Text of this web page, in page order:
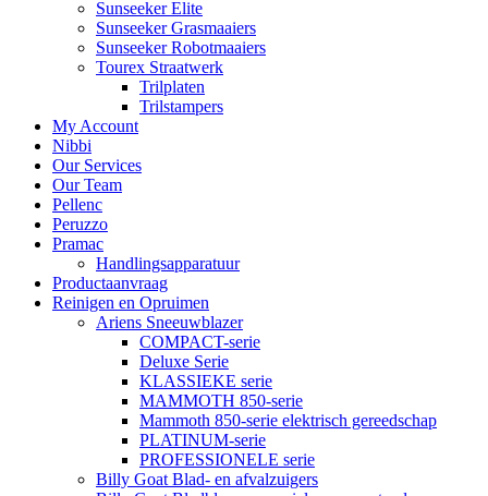
Sunseeker Elite
Sunseeker Grasmaaiers
Sunseeker Robotmaaiers
Tourex Straatwerk
Trilplaten
Trilstampers
My Account
Nibbi
Our Services
Our Team
Pellenc
Peruzzo
Pramac
Handlingsapparatuur
Productaanvraag
Reinigen en Opruimen
Ariens Sneeuwblazer
COMPACT-serie
Deluxe Serie
KLASSIEKE serie
MAMMOTH 850-serie
Mammoth 850-serie elektrisch gereedschap
PLATINUM-serie
PROFESSIONELE serie
Billy Goat Blad- en afvalzuigers